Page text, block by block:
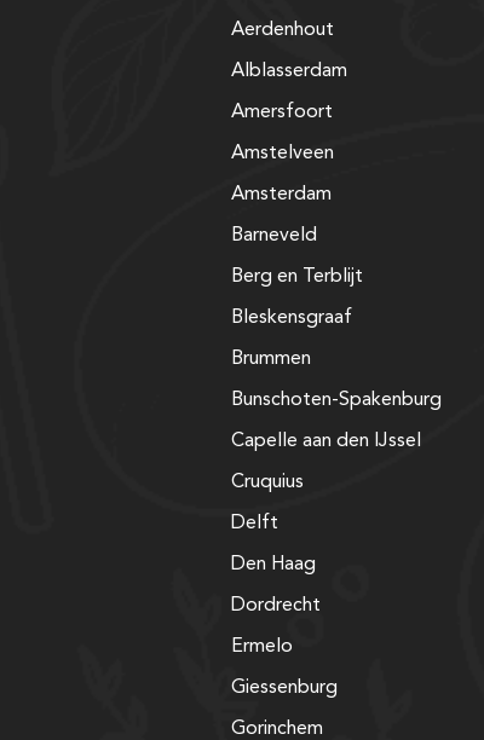
Aerdenhout
Alblasserdam
Amersfoort
Amstelveen
Amsterdam
Barneveld
Berg en Terblijt
Bleskensgraaf
Brummen
Bunschoten-Spakenburg
Capelle aan den IJssel
Cruquius
Delft
Den Haag
Dordrecht
Ermelo
Giessenburg
Gorinchem